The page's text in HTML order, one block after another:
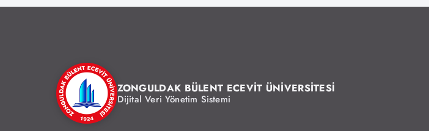
ZONGULDAK BÜLENT ECEVİT ÜNİVERSİTESİ
Dijital Veri Yönetim Sistemi